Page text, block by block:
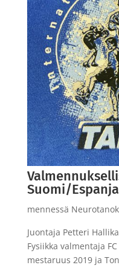
Suomi/
mennessä
Juontaja Petteri
Fysiikka valmentaja
mestaruus 2019 ja